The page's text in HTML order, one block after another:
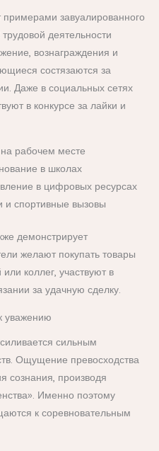
завуалированного
деятельности
вознаграждения и
состязаются за
Даже в социальных сетях
в конкурсе за лайки и
рабочем месте
в школах
в цифровых ресурсах
и спортивные вызовы
демонстрирует
желают покупать товары
коллег, участвуют в
за удачную сделку.
уважению
сильным
Ощущение превосходства
сознания, производя
Именно поэтому
к соревновательным